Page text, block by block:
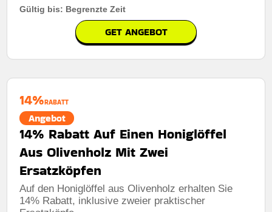
Gültig bis: Begrenzte Zeit
GET ANGEBOT
14%RABATT
Angebot
14% Rabatt Auf Einen Honiglöffel
Aus Olivenholz Mit Zwei
Ersatzköpfen
Auf den Honiglöffel aus Olivenholz erhalten Sie
14% Rabatt, inklusive zweier praktischer